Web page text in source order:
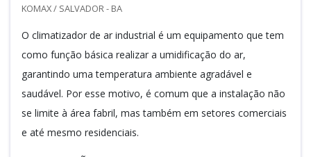
KOMAX / SALVADOR - BA
O climatizador de ar industrial é um equipamento que tem
como função básica realizar a umidificação do ar,
garantindo uma temperatura ambiente agradável e
saudável. Por esse motivo, é comum que a instalação não
se limite à área fabril, mas também em setores comerciais
e até mesmo residenciais.